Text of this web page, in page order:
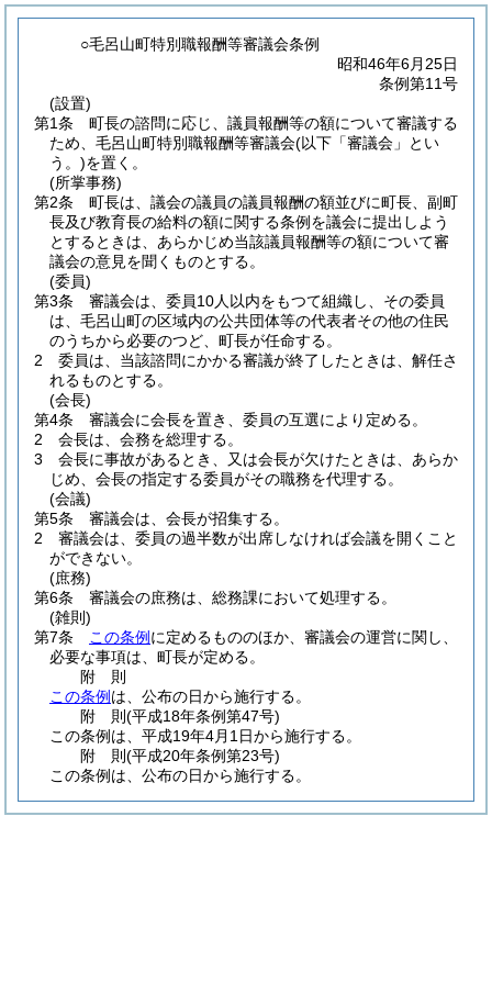
○毛呂山町特別職報酬等審議会条例
昭和46年6月25日
条例第11号
(設置)
第1条
町長の諮問に応じ、議員報酬等の額について審議する
ため、毛呂山町特別職報酬等審議会(以下「審議会」とい
う。)を置く。
(所掌事務)
第2条
町長は、議会の議員の議員報酬の額並びに町長、副町
長及び教育長の給料の額に関する条例を議会に提出しよう
とするときは、あらかじめ当該議員報酬等の額について審
議会の意見を聞くものとする。
(委員)
第3条
審議会は、委員10人以内をもつて組織し、その委員
は、毛呂山町の区域内の公共団体等の代表者その他の住民
のうちから必要のつど、町長が任命する。
2
委員は、当該諮問にかかる審議が終了したときは、解任さ
れるものとする。
(会長)
第4条
審議会に会長を置き、委員の互選により定める。
2
会長は、会務を総理する。
3
会長に事故があるとき、又は会長が欠けたときは、あらか
じめ、会長の指定する委員がその職務を代理する。
(会議)
第5条
審議会は、会長が招集する。
2
審議会は、委員の過半数が出席しなければ会議を開くこと
ができない。
(庶務)
第6条
審議会の庶務は、総務課において処理する。
(雑則)
第7条
この条例 に定めるもののほか、審議会の運営に関し、
必要な事項は、町長が定める。
附 則
この条例 は、公布の日から施行する。
附 則(平成18年条例第47号)
この条例は、平成19年4月1日から施行する。
附 則(平成20年条例第23号)
この条例は、公布の日から施行する。